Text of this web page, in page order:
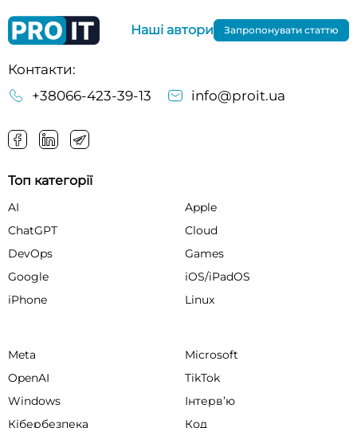
Контакти:
+38066-423-39-13
info@proit.ua
Наші автори Запропонувати статтю
Топ категорії
AI
Apple
ChatGPT
Cloud
DevOps
Games
Google
iOS/iPadOS
iPhone
Linux
Meta
Microsoft
OpenAI
TikTok
Windows
Інтервʼю
Кібербезпека
Код